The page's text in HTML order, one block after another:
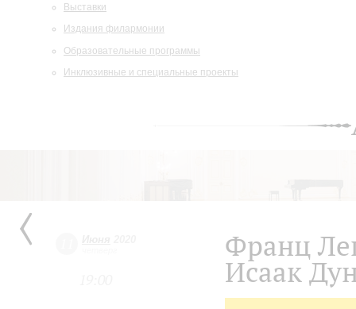
Выставки
Издания филармонии
Образовательные программы
Инклюзивные и специальные проекты
Франц
Исаак